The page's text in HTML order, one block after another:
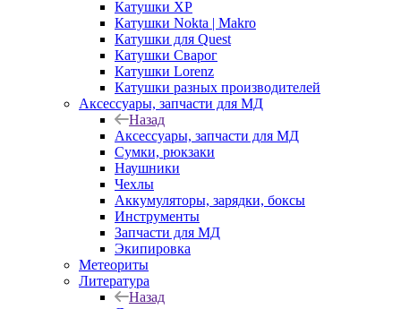
Катушки XP
Катушки Nokta | Makro
Катушки для Quest
Катушки Сварог
Катушки Lorenz
Катушки разных производителей
Аксессуары, запчасти для МД
Назад
Аксессуары, запчасти для МД
Сумки, рюкзаки
Наушники
Чехлы
Аккумуляторы, зарядки, боксы
Инструменты
Запчасти для МД
Экипировка
Метеориты
Литература
Назад